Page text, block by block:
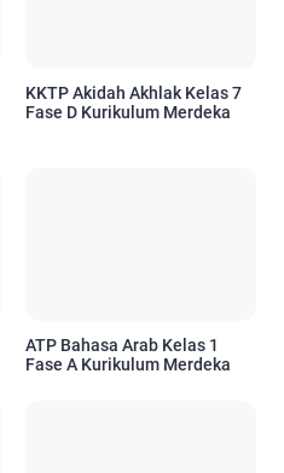
KKTP Akidah Akhlak Kelas 7
Fase D Kurikulum Merdeka
ATP Bahasa Arab Kelas 1
Fase A Kurikulum Merdeka